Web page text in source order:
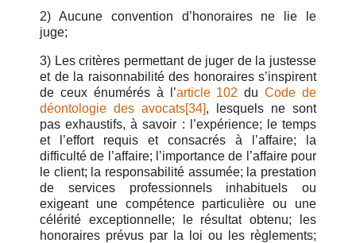
2) Aucune convention d’honoraires ne lie le
juge;
3) Les critères permettant de juger de la justesse
et de la raisonnabilité des honoraires s’inspirent
de ceux énumérés à l’article 102 duCode de
déontologie des avocats[34], lesquels ne sont
pas exhaustifs, à savoir : l’expérience; le temps
et l’effort requis et consacrés à l’affaire; la
difficulté de l’affaire; l’importance de l’affaire pour
le client; la responsabilité assumée; la prestation
de services professionnels inhabituels ou
exigeant une compétence particulière ou une
célérité exceptionnelle; le résultat obtenu; les
honoraires prévus par la loi ou les règlements;